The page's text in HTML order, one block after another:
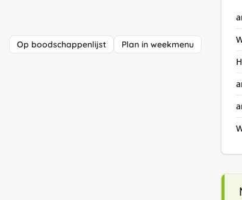
Op boodschappenlijst Plan in weekmenu